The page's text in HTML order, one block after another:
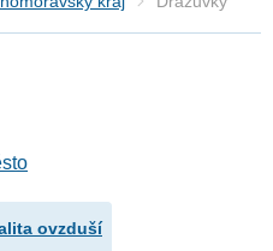
ovzduší